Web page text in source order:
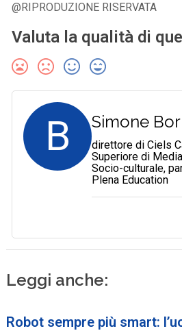
@RIPRODUZIONE RISERVATA
Valuta la qualità di
B Simone
direttore di Ciels
Superiore di
Socio-culturale,
Plena Education
Leggi anche:
Robot sempre più smart: